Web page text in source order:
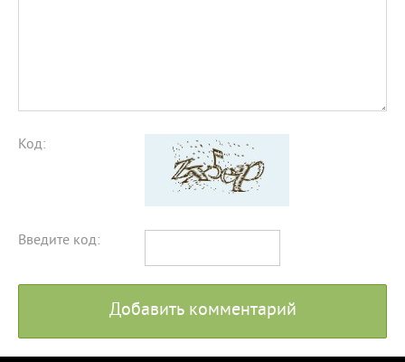
Код:
Введите код:
Добавить комментарий